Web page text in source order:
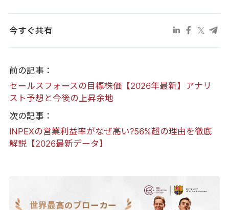
今すぐ共有
前の記事：
セールスフォースの目標株価【2026年最新】アナリ
スト予想と今後の上昇余地
次の記事：
INPEXの営業利益率がなぜ高い?56%超の理由を徹底
解説【2026最新データ】
世界最高のブローカー